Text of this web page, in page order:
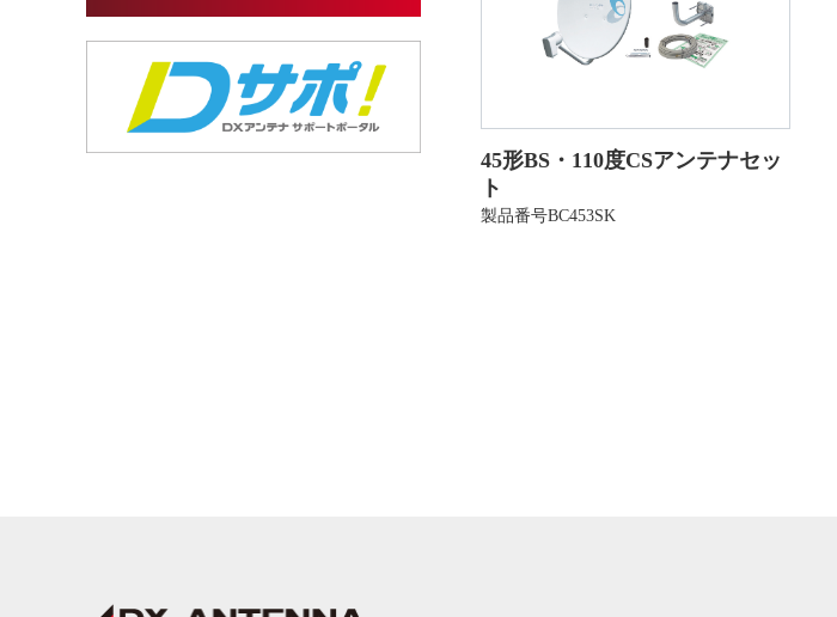
45形BS・110度CSアンテナセッ
ト
製品番号BC453SK